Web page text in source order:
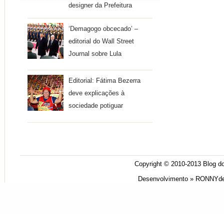
designer da Prefeitura
‘Demagogo obcecado’ –
editorial do Wall Street
Journal sobre Lula
Editorial: Fátima Bezerra
deve explicações à
sociedade potiguar
Copyright © 2010-2013 Blog
Desenvolvimento »